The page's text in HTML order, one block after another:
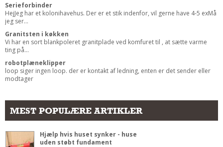
Serieforbinder
HejJeg har et kolonihavehus. Der er et stik indenfor, vil gerne have 4-5 exMå
jeg ser...
Granitsten i køkken
Vi har en sort blankpoleret granitplade ved komfuret til , at sætte varme
ting på...
robotplæneklipper
loop siger ingen loop. der er kontakt af ledning, enten er det sender eller
modtager
MEST POPULÆRE ARTIKLER
Hjælp hvis huset synker - huse
uden støbt fundament